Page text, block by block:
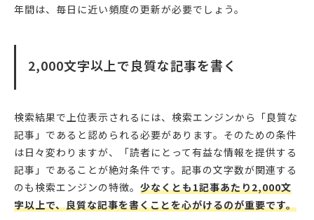
年間は、毎日に近い頻度の更新が必要でしょう。
2,000文字以上で良質な記事を書く
検索結果で上位表示されるには、検索エンジンから「良質な
記事」であると認められる必要があります。そのための条件
は日々変わりますが、「読者にとって有益な情報を提供する
記事」であることが絶対条件です。記事の文字数が関連する
のも検索エンジンの特徴。 少なくとも1記事あたり2,000文
字以上で、良質な記事を書くことを心がけるのが重要です。